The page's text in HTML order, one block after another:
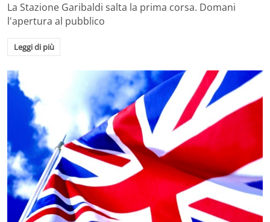
La Stazione Garibaldi salta la prima corsa. Domani
l'apertura al pubblico
Leggi di più